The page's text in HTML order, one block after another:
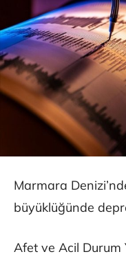
Marmara
büyüklüğünde
Afet ve Acil Durum